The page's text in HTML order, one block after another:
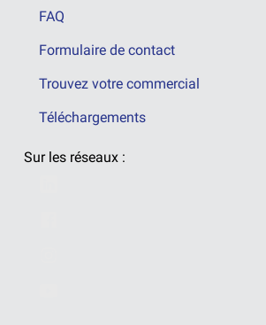
FAQ
Formulaire de contact
Trouvez votre commercial
Téléchargements
Sur les réseaux :